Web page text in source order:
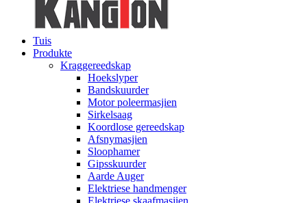
Tuis
Produkte
Kraggereedskap
Hoekslyper
Bandskuurder
Motor poleermasjien
Sirkelsaag
Koordlose gereedskap
Afsnymasjien
Sloophamer
Gipsskuurder
Aarde Auger
Elektriese handmenger
Elektriese skaafmasjien